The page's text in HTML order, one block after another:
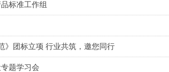
标准工作组
》团标立项 行业共筑，邀您同行
题学习会